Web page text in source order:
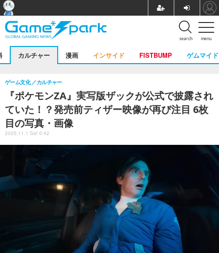
menu
search
カルチャー 漫画 インサイド FISTBUMP ゲムマイド
『ポケモンZA』実写版ザックが公式で披露され
ていた！？発売前ティザー映像が再び注目 6枚
目の写真・画像
ゲーム文化 カルチャー
2025.11.1 Sat 0:42